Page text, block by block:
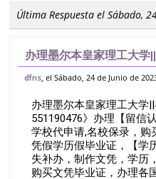
Última Respuesta el Sábado,
办理墨尔本皇家理工大学
《QQ★微信551190476
保录，购买毕业证，改
dfns , el Sábado, 24 de Junio de
办理墨尔本皇家理工大学
551190476》办理【留信
学校代申请,名校保录，
凭假学历假毕业证，【学
失补办，制作文凭，学历
购买文凭毕业证，办理各